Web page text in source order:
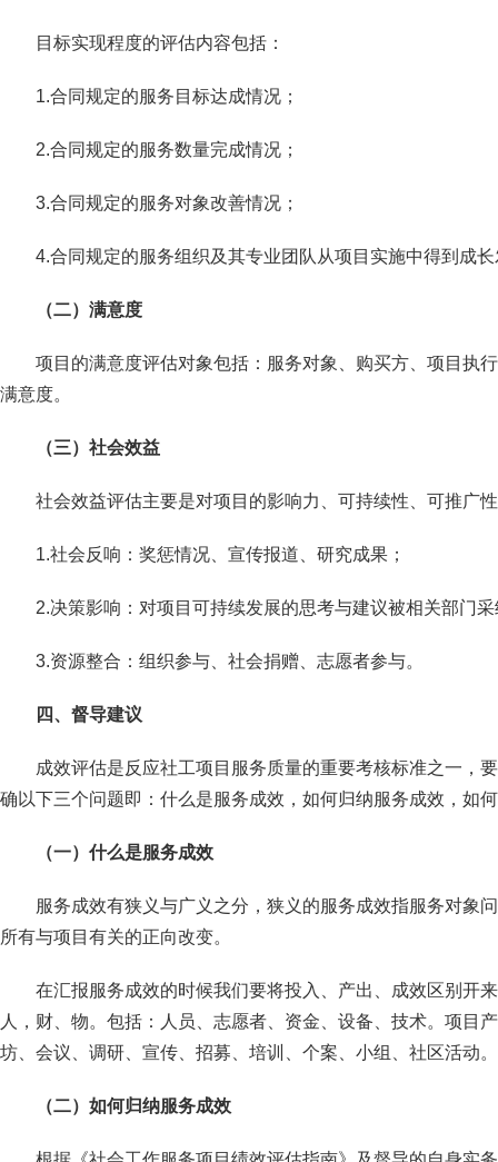
目标实现程度的评估内容包括：
1.合同规定的服务目标达成情况；
2.合同规定的服务数量完成情况；
3.合同规定的服务对象改善情况；
4.合同规定的服务组织及其专业团队从项目实施中得到成
（二）满意度
项目的满意度评估对象包括：服务对象、购买方、项目执
满意度。
（三）社会效益
社会效益评估主要是对项目的影响力、可持续性、可推广
1.社会反响：奖惩情况、宣传报道、研究成果；
2.决策影响：对项目可持续发展的思考与建议被相关部门
3.资源整合：组织参与、社会捐赠、志愿者参与。
四、督导建议
成效评估是反应社工项目服务质量的重要考核标准之一，
确以下三个问题即：什么是服务成效，如何归纳服务成效，如
（一）什么是服务成效
服务成效有狭义与广义之分，狭义的服务成效指服务对象
所有与项目有关的正向改变。
在汇报服务成效的时候我们要将投入、产出、成效区别开
人，财、物。包括：人员、志愿者、资金、设备、技术。项目
坊、会议、调研、宣传、招募、培训、个案、小组、社区活动。
（二）如何归纳服务成效